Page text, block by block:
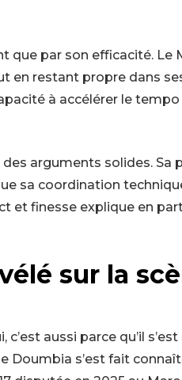
que par son efficacité. Le
en restant propre dans
à accélérer le
arguments solides. Sa
sa coordination
et finesse explique en
sur la
aussi parce qu’il
Doumbia s’est fait